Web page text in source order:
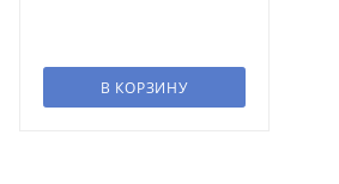
В КОРЗИНУ